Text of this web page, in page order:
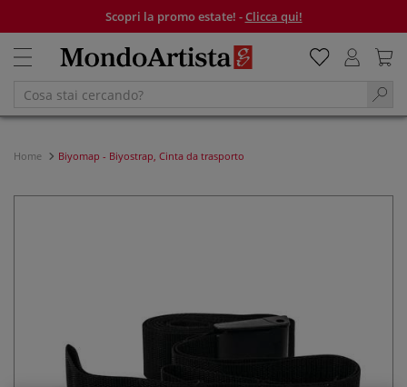
Scopri la promo estate! -Clicca qui!
Home Biyomap - Biyostrap, Cinta da trasporto